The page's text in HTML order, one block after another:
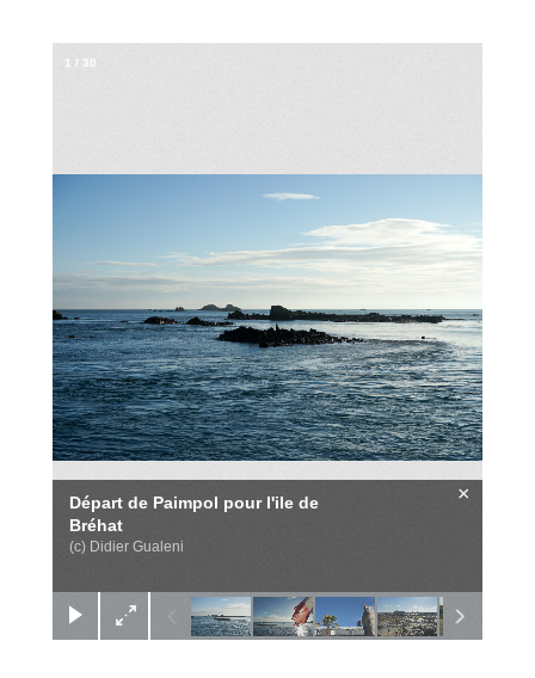
Départ de Paimpol pour l'ile de
Bréhat
(c) Didier Gualeni
×
1 / 30